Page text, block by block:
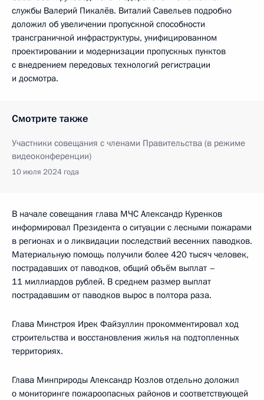
службы Валерий Пикалёв. Виталий Савельев подробно
доложил об увеличении пропускной способности
трансграничной инфраструктуры, унифицированном
проектировании и модернизации пропускных пунктов
с внедрением передовых технологий регистрации
и досмотра.
Смотрите также
Участники совещания с членами Правительства (в режиме
видеоконференции)
10 июля 2024 года
В начале совещания глава МЧС Александр Куренков
информировал Президента о ситуации с лесными пожарами
в регионах и о ликвидации последствий весенних паводков.
Материальную помощь получили более 420 тысяч человек,
пострадавших от паводков, общий объём выплат –
11 миллиардов рублей. В среднем размер выплат
пострадавшим от паводков вырос в полтора раза.
Глава Минстроя Ирек Файзуллин прокомментировал ход
строительства и восстановления жилья на подтопленных
территориях.
Глава Минприроды Александр Козлов отдельно доложил
о мониторинге пожароопасных районов и соответствующей